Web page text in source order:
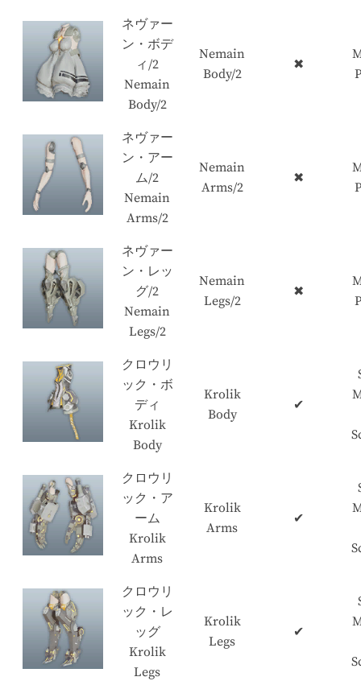
ネヴァー
ン・ボデ
ィ/2
Nemain
Body/2
Nemain
Body/2
✖
ネヴァー
ン・アー
ム/2
Nemain
Arms/2
Nemain
Arms/2
✖
ネヴァー
ン・レッ
グ/2
Nemain
Legs/2
Nemain
Legs/2
✖
クロウリ
ック・ボ
ディ
Krolik
Body
Krolik
Body
✔
クロウリ
ック・ア
ーム
Krolik
Arms
Krolik
Arms
✔
クロウリ
ック・レ
ッグ
Krolik
Legs
Krolik
Legs
✔